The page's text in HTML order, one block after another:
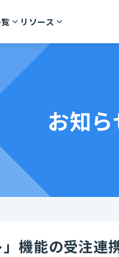
リソース
お知
機能の受注連